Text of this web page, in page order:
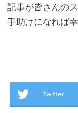
記事が皆さんの
手助けになれば幸
Twitter